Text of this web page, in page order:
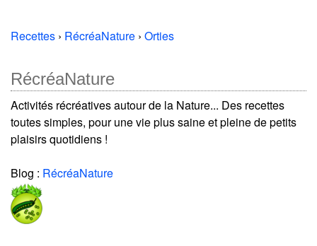
Recettes › RécréaNature › Orties
RécréaNature
Activités récréatives autour de la Nature... Des recettes
toutes simples, pour une vie plus saine et pleine de petits
plaisirs quotidiens !
Blog : RécréaNature